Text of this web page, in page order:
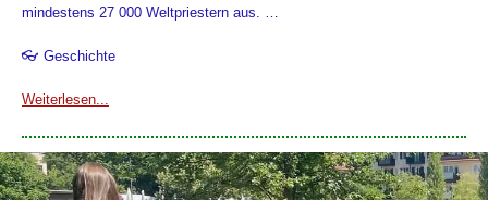
mindestens 27 000 Weltpriestern aus. …
👓 Geschichte
Weiterlesen...